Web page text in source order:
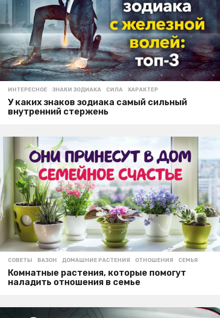
ИНТЕРЕСНОЕ ЗНАКИ ЗОДИАКА ,СИЛА ,ХАРАКТЕР
У каких знаков зодиака самый сильный
внутренний стержень
СОВЕТЫ ВАЗОН ,ДОМАШНИЕ РАСТЕНИЯ ,ОТНОШЕНИЯ ,СЕМЬЯ
Комнатные растения, которые помогут
наладить отношения в семье